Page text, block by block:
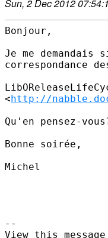
Sun, 2 Dec 2012
Bonjour,
Je me
correspondance
<http://
Qu'en pensez-
Bonne soirée,
Michel
--